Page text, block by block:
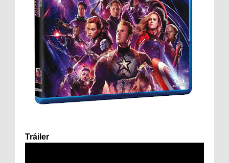
Tráiler